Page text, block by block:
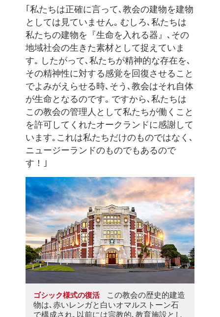
｢私たちは正確に言って､教会の建物を建物
としては見ていません｡ むしろ､私たちは
私たちの建物を『生命を入れる器』､その
地域社会の生きた素材として捉えていま
す｡ したがって､私たちが精神的な存在を､
その精神性に対する感覚を回復させること
でよみがえらせる時､そう､教会はそれ自体
が生命となるのです｡ ですから､私たちは
この教会の管理人として私たちが働くこと
を許可してくれたオークランドに感謝して
います｡これは私たちだけのものではなく､
ニュージーランドのものでもあるので
す！｣
ゴシック様式の復活
この教会の歴史的建造
物は､赤いレンガと白いオマルストーン石
で構成され､以前には宗教的､教育施設とし